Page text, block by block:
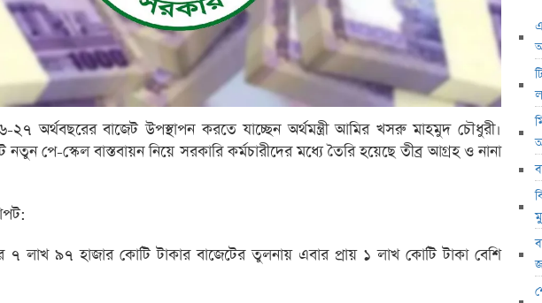
২৭ অর্থবছরের বাজেট উপস্থাপন করতে যাচ্ছেন অর্থমন্ত্রী আমির খসরু মাহমুদ চৌধুরী।
পে-স্কেল বাস্তবায়ন নিয়ে সরকারি কর্মচারীদের মধ্যে তৈরি হয়েছে তীব্র আগ্রহ ও নানা
লাখ ৯৭ হাজার কোটি টাকার বাজেটের তুলনায় এবার প্রায় ১ লাখ কোটি টাকা বেশি